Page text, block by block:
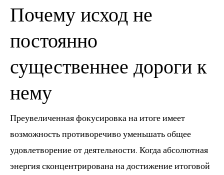
Почему исход не
постоянно
существеннее дороги к
нему
Преувеличенная фокусировка на итоге имеет
возможность противоречиво уменьшать общее
удовлетворение от деятельности. Когда абсолютная
энергия сконцентрирована на достижение итоговой